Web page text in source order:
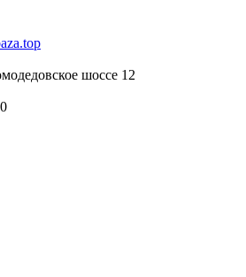
шоссе 12